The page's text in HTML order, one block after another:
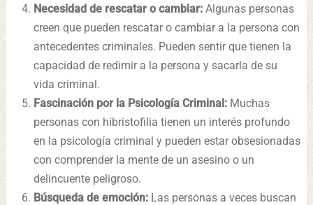
Necesidad de rescatar o cambiar:Algunas personas
creen que pueden rescatar o cambiar a la persona con
antecedentes criminales. Pueden sentir que tienen la
capacidad de redimir a la persona y sacarla de su
vida criminal.
Fascinación por la Psicología Criminal:Muchas
personas con hibristofilia tienen un interés profundo
en la psicología criminal y pueden estar obsesionadas
con comprender la mente de un asesino o un
delincuente peligroso.
Búsqueda de emoción:Las personas a veces buscan